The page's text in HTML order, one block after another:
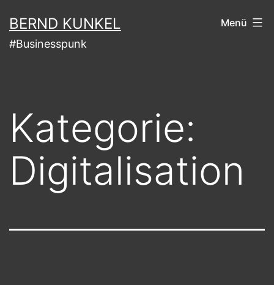
Inhalt
springen
BERND KUNKEL
#Businesspunk
Menü
Kategorie:
Digitalisation